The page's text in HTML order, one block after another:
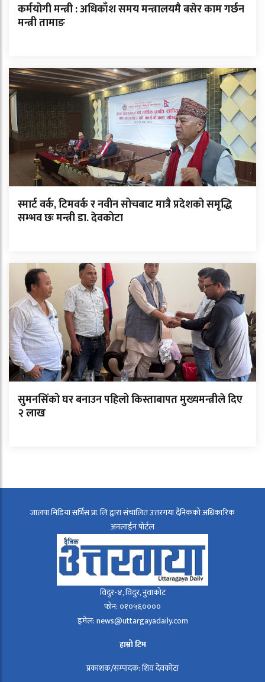
कर्मयोगी मन्त्री : अधिकाँश समय मन्त्रालयमै बसेर काम गर्छन
मन्त्री तामाङ
स्मार्ट वर्क, टिमवर्क र नवीन सोचबाट मात्रै प्रदेशको समृद्धि
सम्भव छः मन्त्री डा. देवकोटा
सुमनसिंको घर बनाउन पहिलो किस्ताबापत मुख्यमन्त्रीले दिए
२ लाख
जालपा मिडिया सर्भिस प्रा. लि द्वारा संचालित उत्तरगया दैनिकको अधिकारिक
अनलाईन पोर्टल
विदुर-४, विदुर, नुवाकोट
फोन: ०१०५६००००
इमेल: news@uttargayadaily.com
हाम्रो टिम
प्रकाशक/सम्पादक: शिव देवकोटा